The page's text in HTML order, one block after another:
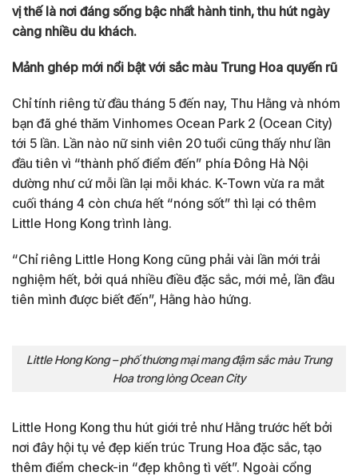
vị thế là nơi đáng sống bậc nhất hành tinh, thu hút ngày
càng nhiều du khách.
Mảnh ghép mới nổi bật với sắc màu Trung Hoa quyến rũ
Chỉ tính riêng từ đầu tháng 5 đến nay, Thu Hằng và nhóm
bạn đã ghé thăm Vinhomes Ocean Park 2 (Ocean City)
tới 5 lần. Lần nào nữ sinh viên 20 tuổi cũng thấy như lần
đầu tiên vì “thành phố điểm đến” phía Đông Hà Nội
dường như cứ mỗi lần lại mỗi khác. K-Town vừa ra mắt
cuối tháng 4 còn chưa hết “nóng sốt” thì lại có thêm
Little Hong Kong trình làng.
“Chỉ riêng Little Hong Kong cũng phải vài lần mới trải
nghiệm hết, bởi quá nhiều điều đặc sắc, mới mẻ, lần đầu
tiên mình được biết đến”, Hằng hào hứng.
Little Hong Kong – phố thương mại mang đậm sắc màu Trung
Hoa trong lòng Ocean City
Little Hong Kong thu hút giới trẻ như Hằng trước hết bởi
nơi đây hội tụ vẻ đẹp kiến trúc Trung Hoa đặc sắc, tạo
thêm điểm check-in “đẹp không tì vết”. Ngoài cổng